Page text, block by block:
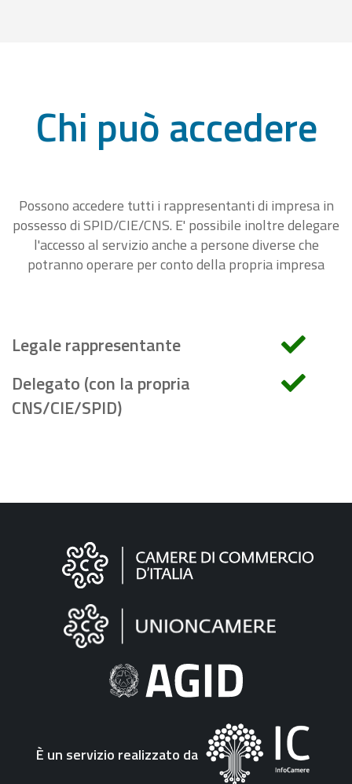
Chi può accedere
Possono accedere tutti i rappresentanti di impresa in
possesso di SPID/CIE/CNS. E' possibile inoltre delegare
l'accesso al servizio anche a persone diverse che
potranno operare per conto della propria impresa
Legale rappresentante
Delegato (con la propria
CNS/CIE/SPID)
Informazioni
"Fattura
Elettronica"
È un servizio realizzato da